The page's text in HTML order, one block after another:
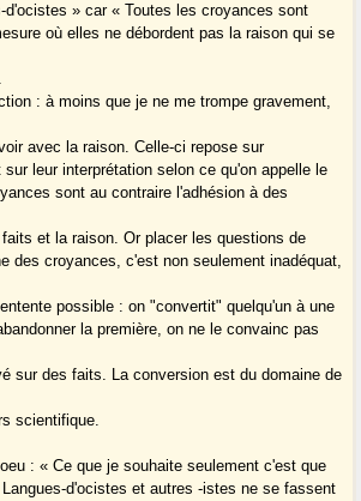
» car « Toutes les croyances sont
où elles ne débordent pas la raison qui se
: à moins que je ne me trompe gravement,
avec la raison. Celle-ci repose sur
sur leur interprétation selon ce qu'on appelle le
sont au contraire l'adhésion à des
et la raison. Or placer les questions de
des croyances, c'est non seulement inadéquat,
possible : on "convertit" quelqu'un à une
la première, on ne le convainc pas
sur des faits. La conversion est du domaine de
scientifique.
: « Ce que je souhaite seulement c'est que
d'ocistes et autres -istes ne se fassent